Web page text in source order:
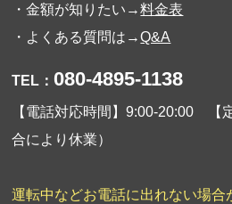
・金額が知りたい→料金表
・よくある質問は→Q&A
TEL： 080-4895-1138
【電話対応時間】9:00-20:00 【
合により休業）
運転中などお電話に出れない場合